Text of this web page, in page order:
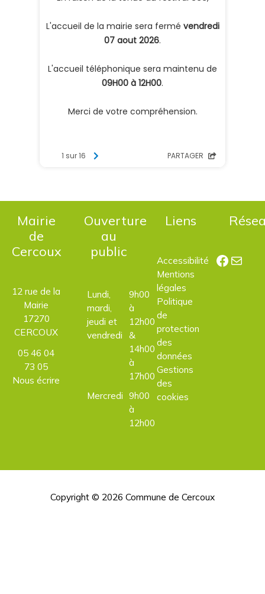
Mairie
de
Cercoux
12 rue de la
Mairie
17270
CERCOUX
05 46 04
73 05
Nous écrire
Ouverture
au
public
Lundi,
mardi,
jeudi et
vendredi
9h00
à
12h00
&
14h00
à
17h00
Mercredi 9h00
à
12h00
Liens
Accessibilité
Mentions
légales
Politique
de
protection
des
données
Gestions
des
cookies
E-mail
Copyright © 2026 Commune de Cercoux